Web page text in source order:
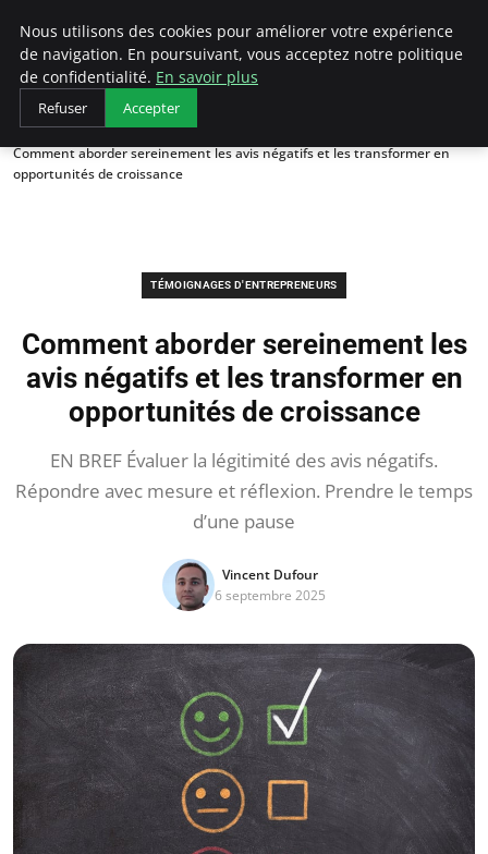
LECFCM
Accueil
Témoignages d'entrepreneurs
Comment aborder sereinement les avis négatifs et les transformer en
opportunités de croissance
TÉMOIGNAGES D'ENTREPRENEURS
Comment aborder sereinement les
avis négatifs et les transformer en
opportunités de croissance
EN BREF Évaluer la légitimité des avis négatifs.
Répondre avec mesure et réflexion. Prendre le temps
d’une pause
Vincent Dufour
6 septembre 2025
Nous utilisons des cookies pour améliorer votre expérience
de navigation. En poursuivant, vous acceptez notre politique
de confidentialité. En savoir plus
Refuser Accepter